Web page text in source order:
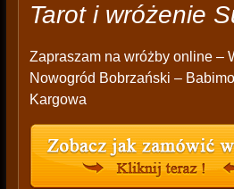
Tarot i wróżenie
Zapraszam na wróżby online –
Nowogród Bobrzański –
Kargowa